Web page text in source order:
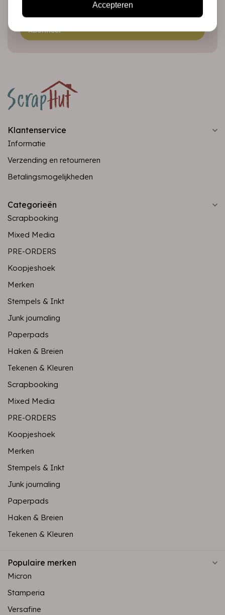
Abonneer
Klantenservice
Informatie
Verzending en retourneren
Betalingsmogelijkheden
Categorieën
Scrapbooking
Mixed Media
PRE-ORDERS
Koopjeshoek
Merken
Stempels & Inkt
Junk journaling
Paperpads
Haken & Breien
Tekenen & Kleuren
Scrapbooking
Mixed Media
PRE-ORDERS
Koopjeshoek
Merken
Stempels & Inkt
Junk journaling
Paperpads
Haken & Breien
Tekenen & Kleuren
Populaire merken
Micron
Stamperia
Versafine
Accepteren